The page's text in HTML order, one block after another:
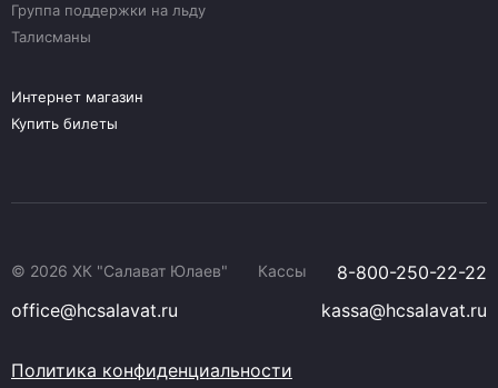
Группа поддержки на льду
Талисманы
Интернет магазин
Купить билеты
© 2026 ХК "Салават Юлаев" Кассы
8-800-250-22-22
office@hcsalavat.ru
kassa@hcsalavat.ru
Политика конфиденциальности